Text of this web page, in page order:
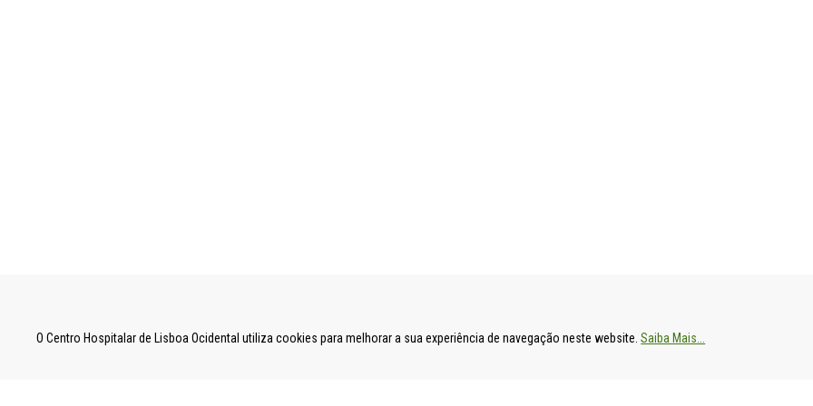
O Centro Hospitalar de Lisboa Ocidental utiliza cookies para melhorar a sua experiência de navegação neste website.Saiba Mais...
UNIDADE LOCAL DE SAÚDE DE LISBOA OCIDENTAL
HOSPITAL DE S. FRANCISCO XAVIER